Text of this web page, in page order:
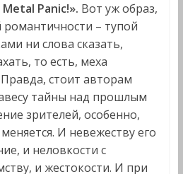
Panic!». Вот уж образ,
– тупой
ни слова сказать,
то есть, меха
стоит авторам
тайны над прошлым
зрителей, особенно,
И невежеству его
и неловкости с
и жестокости. И при